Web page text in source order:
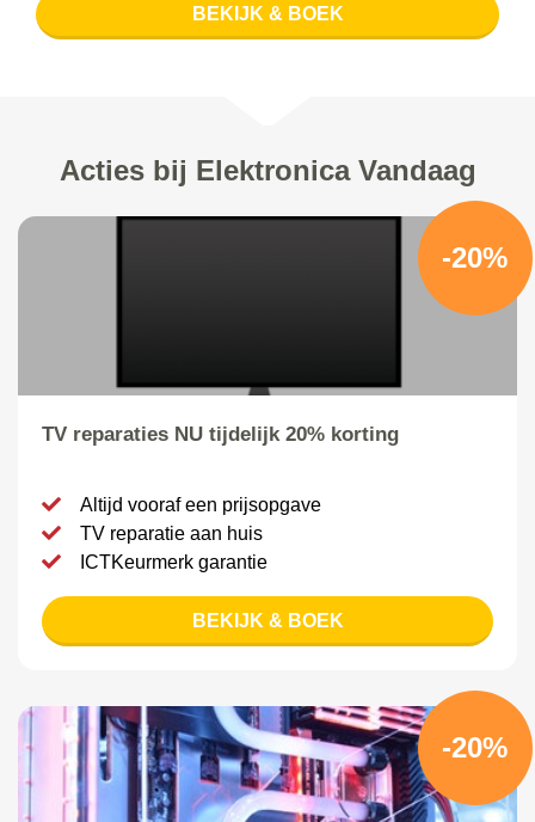
BEKIJK & BOEK
Acties bij Elektronica Vandaag
-20%
TV reparaties NU tijdelijk 20% korting
Altijd vooraf een prijsopgave
TV reparatie aan huis
ICTKeurmerk garantie
BEKIJK & BOEK
-20%